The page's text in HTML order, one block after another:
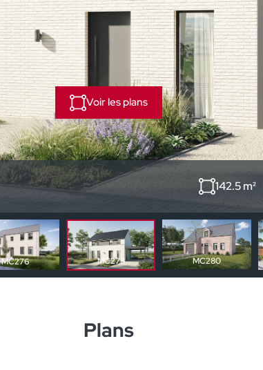
Voir les plans
142.5 m²
MC276 MC278 MC280
Plans